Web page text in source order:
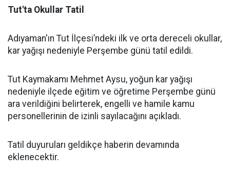
Tut'ta Okullar Tatil
Adıyaman'ın Tut İlçesi’ndeki ilk ve orta dereceli okullar,
kar yağışı nedeniyle Perşembe günü tatil edildi.
Tut Kaymakamı Mehmet Aysu, yoğun kar yağışı
nedeniyle ilçede eğitim ve öğretime Perşembe günü
ara verildiğini belirterek, engelli ve hamile kamu
personellerinin de izinli sayılacağını açıkladı.
Tatil duyuruları geldikçe haberin devamında
eklenecektir.